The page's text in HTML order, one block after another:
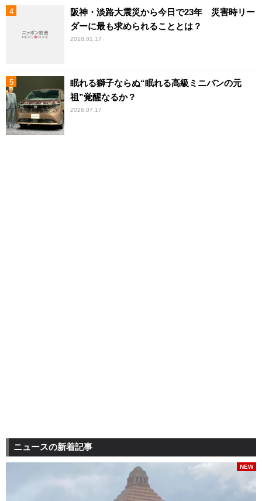
阪神・淡路大震災から今日で23年 災害時リー
ダーに最も求められることとは？
2018.01.17
眠れる獅子ならぬ“眠れる高級ミニバンの元
祖”覚醒なるか？
2026.07.17
ニュースの新着記事
NEW